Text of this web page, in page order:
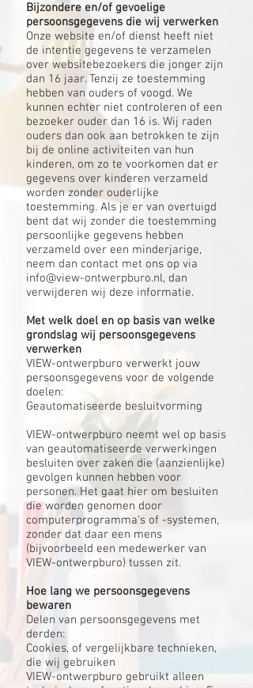
Bijzondere en/of gevoelige
persoonsgegevens die wij verwerken
Onze website en/of dienst heeft niet
de intentie gegevens te verzamelen
over websitebezoekers die jonger zijn
dan 16 jaar. Tenzij ze toestemming
hebben van ouders of voogd. We
kunnen echter niet controleren of een
bezoeker ouder dan 16 is. Wij raden
ouders dan ook aan betrokken te zijn
bij de online activiteiten van hun
kinderen, om zo te voorkomen dat er
gegevens over kinderen verzameld
worden zonder ouderlijke
toestemming. Als je er van overtuigd
bent dat wij zonder die toestemming
persoonlijke gegevens hebben
verzameld over een minderjarige,
neem dan contact met ons op via
info@view-ontwerpburo.nl, dan
verwijderen wij deze informatie.
Met welk doel en op basis van welke
grondslag wij persoonsgegevens
verwerken
VIEW-ontwerpburo verwerkt jouw
persoonsgegevens voor de volgende
doelen:
Geautomatiseerde besluitvorming
VIEW-ontwerpburo neemt wel op basis
van geautomatiseerde verwerkingen
besluiten over zaken die (aanzienlijke)
gevolgen kunnen hebben voor
personen. Het gaat hier om besluiten
die worden genomen door
computerprogramma's of -systemen,
zonder dat daar een mens
(bijvoorbeeld een medewerker van
VIEW-ontwerpburo) tussen zit.
Hoe lang we persoonsgegevens
bewaren
Delen van persoonsgegevens met
derden:
Cookies, of vergelijkbare technieken,
die wij gebruiken
VIEW-ontwerpburo gebruikt alleen